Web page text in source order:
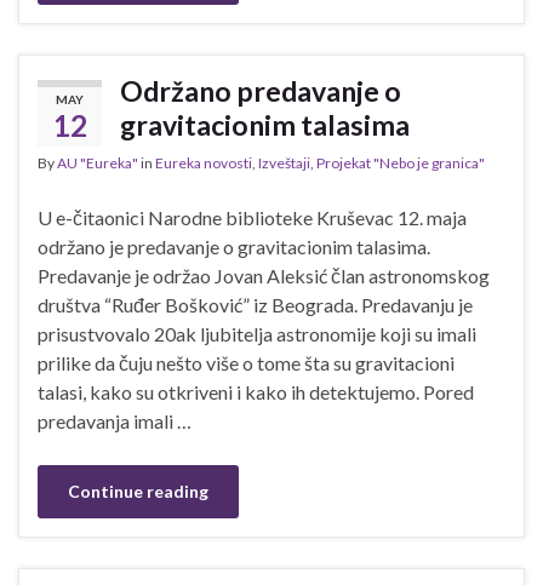
MAY
12
Održano predavanje o
gravitacionim talasima
ByAU "Eureka" in Eureka novosti Izveštaji Projekat "Nebo je granica"
U e-čitaonici Narodne biblioteke Kruševac 12. maja
održano je predavanje o gravitacionim talasima.
Predavanje je održao Jovan Aleksić član astronomskog
društva “Ruđer Bošković” iz Beograda. Predavanju je
prisustvovalo 20ak ljubitelja astronomije koji su imali
prilike da čuju nešto više o tome šta su gravitacioni
talasi, kako su otkriveni i kako ih detektujemo. Pored
predavanja imali …
Continue reading